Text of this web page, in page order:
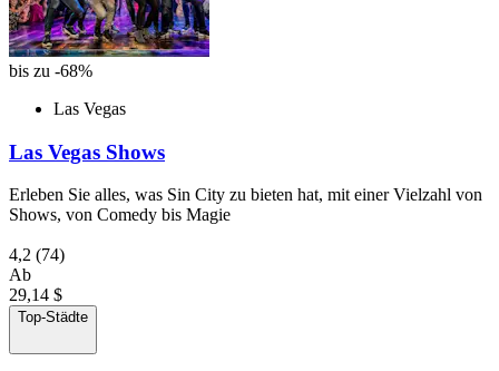
bis zu -68%
Las Vegas
Las Vegas Shows
Erleben Sie alles, was Sin City zu bieten hat, mit einer Vielzahl von
Shows, von Comedy bis Magie
4,2 (74)
Ab
29,14 $
Top-Städte